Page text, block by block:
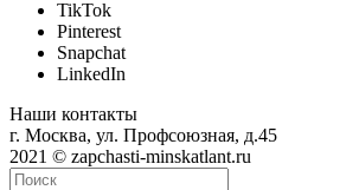
TikTok
Pinterest
Snapchat
LinkedIn
Наши контакты
г. Москва, ул. Профсоюзная, д.45
2021 © zapchasti-minskatlant.ru